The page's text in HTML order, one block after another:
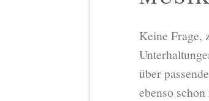
Keine Frage,
über
ebenso